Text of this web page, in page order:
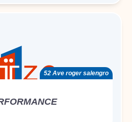
52 Ave roger salengro